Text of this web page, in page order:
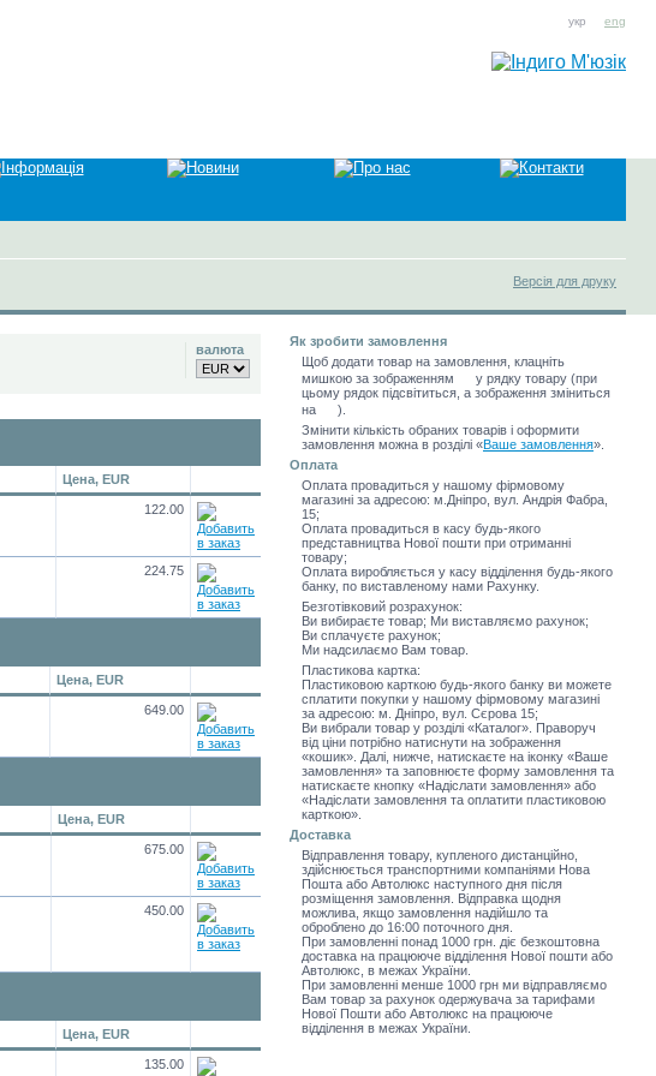
укр eng
Версія для друку
валюта
Цена, EUR
122.00
224.75
Цена, EUR
649.00
Цена, EUR
675.00
450.00
Цена, EUR
135.00
Як зробити замовлення
Щоб додати товар на замовлення, клацніть
мишкою за зображенням
у рядку товару (при
цьому рядок підсвітиться, а зображення зміниться
на
).
Змінити кількість обраних товарів і оформити
замовлення можна в розділі «Ваше замовлення»
Оплата
Оплата провадиться у нашому фірмовому
магазині за адресою: м.Дніпро, вул. Андрія Фабра,
15;
Оплата провадиться в касу будь-якого
представництва Нової пошти при отриманні
товару;
Оплата виробляється у касу відділення будь-якого
банку, по виставленому нами Рахунку.
Безготівковий розрахунок:
Ви вибираєте товар; Ми виставляємо рахунок;
Ви сплачуєте рахунок;
Ми надсилаємо Вам товар.
Пластикова картка:
Пластиковою карткою будь-якого банку ви можете
сплатити покупки у нашому фірмовому магазині
за адресою: м. Дніпро, вул. Сєрова 15;
Ви вибрали товар у розділі «Каталог». Праворуч
від ціни потрібно натиснути на зображення
«кошик». Далі, нижче, натискаєте на іконку «Ваше
замовлення» та заповнюєте форму замовлення та
натискаєте кнопку «Надіслати замовлення» або
«Надіслати замовлення та оплатити пластиковою
карткою».
Доставка
Відправлення товару, купленого дистанційно,
здійснюється транспортними компаніями Нова
Пошта або Автолюкс наступного дня після
розміщення замовлення. Відправка щодня
можлива, якщо замовлення надійшло та
оброблено до 16:00 поточного дня.
При замовленні понад 1000 грн. діє безкоштовна
доставка на працююче відділення Нової пошти або
Автолюкс, в межах України.
При замовленні менше 1000 грн ми відправляємо
Вам товар за рахунок одержувача за тарифами
Нової Пошти або Автолюкс на працююче
відділення в межах України.